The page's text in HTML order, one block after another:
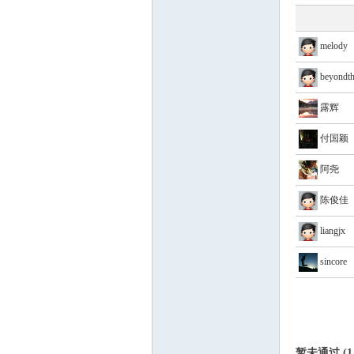
melody
露辉
付国颖
阿尧
陈俊佳
liangjx
sincore